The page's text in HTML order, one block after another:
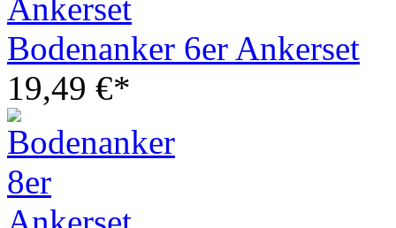
Bodenanker 6er Ankerset
19,49 €*